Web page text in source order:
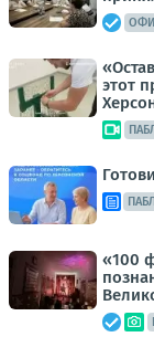
этот
«100